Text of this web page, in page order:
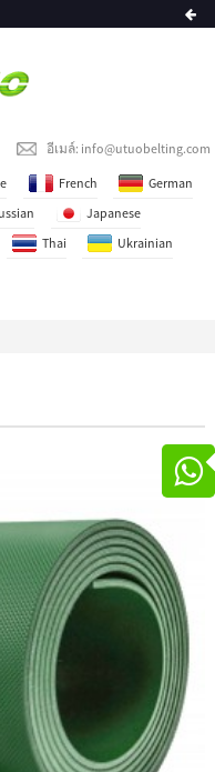
อีเมล์: info@utuobelting.com
French
German
Japanese
Thai
Ukrainian
